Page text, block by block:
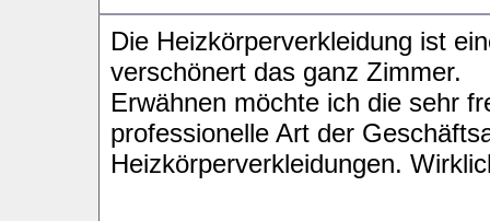
Die Heizkörperverkleidung ist
verschönert das ganz Zimmer.
Erwähnen möchte ich die sehr
professionelle Art der
Heizkörperverkleidungen.